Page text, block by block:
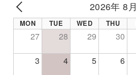
PREV 2026年 8月
MON TUE WED THU
27 28 29 30
3 4 5 6